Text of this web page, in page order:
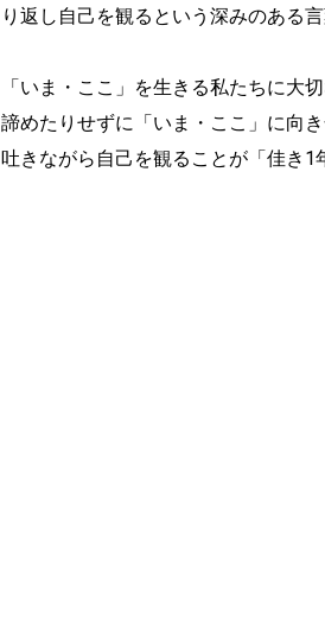
り返し自己を観るという深みのある言
「いま・ここ」を生きる私たちに大
諦めたりせずに「いま・ここ」に向
吐きながら自己を観ることが「佳き1